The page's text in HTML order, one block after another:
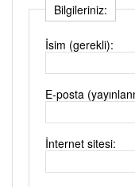
Bilgileriniz:
İsim (gerekli):
E-posta
İnternet sitesi: